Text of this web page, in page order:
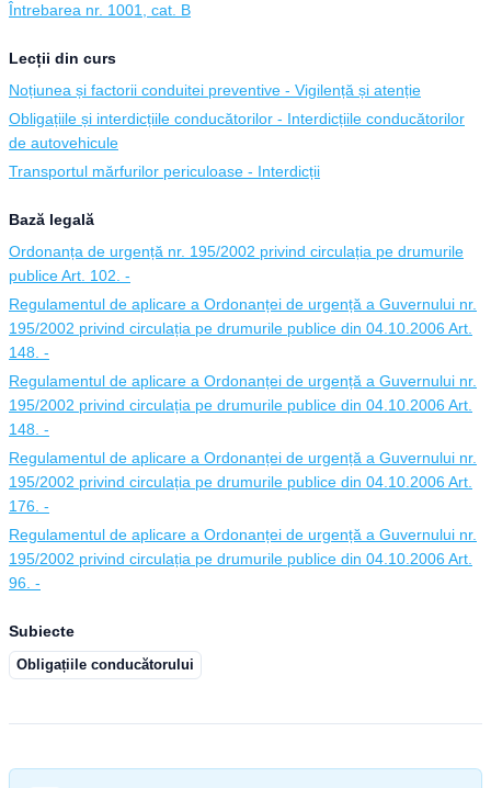
Întrebarea nr. 1001, cat. B
Lecții din curs
Noțiunea și factorii conduitei preventive - Vigilență și atenție
Obligațiile și interdicțiile conducătorilor - Interdicțiile conducătorilor
de autovehicule
Transportul mărfurilor periculoase - Interdicții
Bază legală
Ordonanța de urgență nr. 195/2002 privind circulația pe drumurile
publice Art. 102. -
Regulamentul de aplicare a Ordonanței de urgență a Guvernului nr.
195/2002 privind circulația pe drumurile publice din 04.10.2006 Art.
148. -
Regulamentul de aplicare a Ordonanței de urgență a Guvernului nr.
195/2002 privind circulația pe drumurile publice din 04.10.2006 Art.
148. -
Regulamentul de aplicare a Ordonanței de urgență a Guvernului nr.
195/2002 privind circulația pe drumurile publice din 04.10.2006 Art.
176. -
Regulamentul de aplicare a Ordonanței de urgență a Guvernului nr.
195/2002 privind circulația pe drumurile publice din 04.10.2006 Art.
96. -
Subiecte
Obligațiile conducătorului